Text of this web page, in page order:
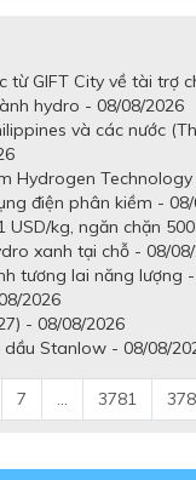
GIFT City về tài trợ
hydro - 08/08/2026
và các nước
Hydrogen
điện phân kiềm -
kg, ngăn chặn
xanh tại chỗ - 08/
tương lai năng lượng
2026
- 08/08/2026
Stanlow - 08/08/
7 ... 3781